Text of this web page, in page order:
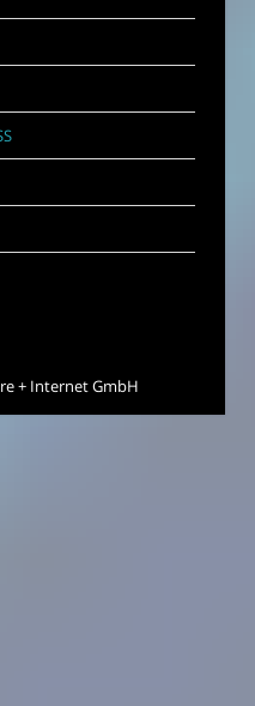
+ Internet GmbH